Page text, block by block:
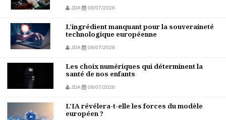
JDA 08/07/2026
L'ingrédient manquant pour la souveraineté
technologique européenne
JDA 08/07/2026
Les choix numériques qui déterminent la
santé de nos enfants
JDA 08/07/2026
L'IA révélera-t-elle les forces du modèle
européen ?